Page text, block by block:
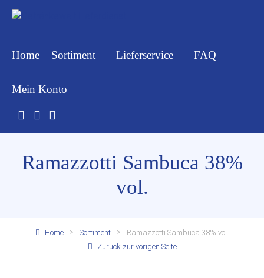
Home Sortiment Lieferservice FAQ
Mein Konto
Ramazzotti Sambuca 38%
vol.
Home Sortiment
Ramazzotti Sambuca 38% vol.
Zurück zur vorigen Seite